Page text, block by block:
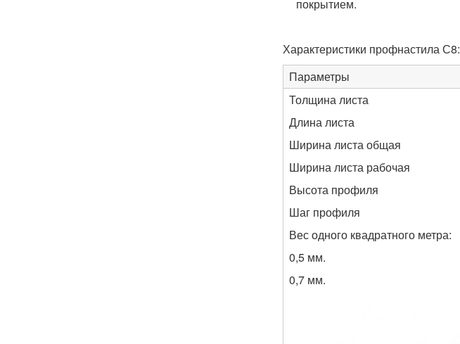
покрытием.
Характеристики профнастила С8:
Параметры
Толщина листа
Длина листа
Ширина листа общая
Ширина листа рабочая
Высота профиля
Шаг профиля
Вес одного квадратного метра:
0,5 мм.
0,7 мм.